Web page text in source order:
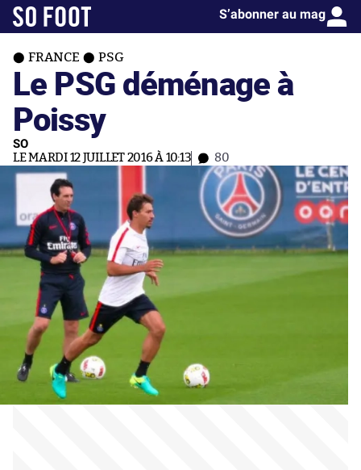
S’abonner au mag
FRANCE PSG
Le PSG déménage à
Poissy
SO
LE MARDI 12 JUILLET 2016 À 10:13 80